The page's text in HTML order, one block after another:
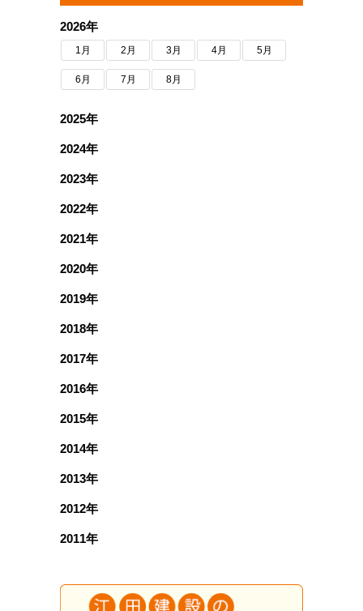
2026年
1月 2月 3月 4月 5月
6月 7月 8月
2025年
2024年
2023年
2022年
2021年
2020年
2019年
2018年
2017年
2016年
2015年
2014年
2013年
2012年
2011年